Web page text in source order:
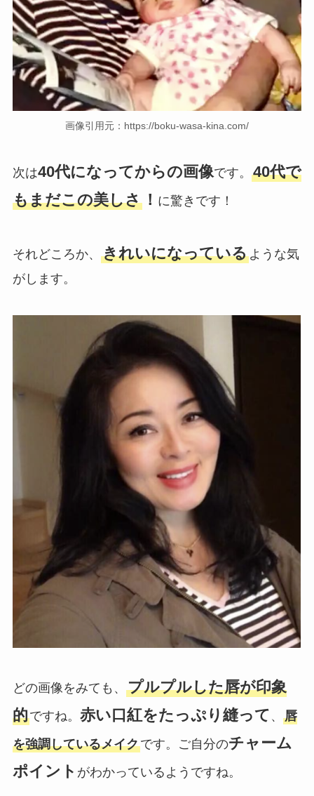
画像引用元：https://boku-wasa-kina.com/
次は40代になってからの画像です。 40代で
もまだこの美しさ！ に驚きです！
それどころか、 きれいになっているような気
がします。
どの画像をみても、 プルプルした唇が印象
的ですね。 赤い口紅をたっぷり縫って 、 唇
を強調しているメイクです。ご自分のチャーム
ポイント がわかっているようですね。